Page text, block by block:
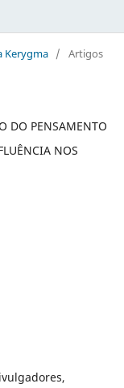
Kerygma / Artigos
DO PENSAMENTO
NOS